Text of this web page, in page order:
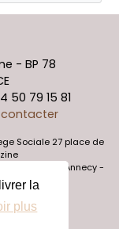
la
plus
- BP 78
50 79 15 81
contacter
Sociale 27 place de
788 863 546 Annecy -